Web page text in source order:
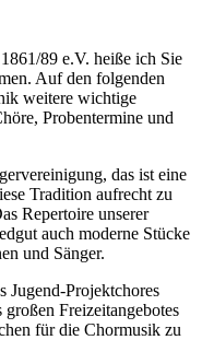
89 e.V. heiße ich Sie
Auf den folgenden
weitere wichtige
Probentermine und
das ist eine
Tradition aufrecht zu
Repertoire unserer
auch moderne Stücke
und Sänger.
Jugend-Projektchores
Freizeitangebotes
für die Chormusik zu